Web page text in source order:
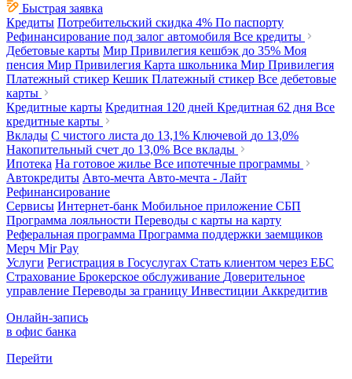
Быстрая заявка
Кредиты Потребительский скидка 4% По паспорту
Рефинансирование под залог автомобиля Все кредиты
Дебетовые карты Мир Привилегия кешбэк до 35% Моя
пенсия Мир Привилегия Карта школьника Мир Привилегия
Платежный стикер Кешик Платежный стикер Все дебетовые
карты
Кредитные карты Кредитная 120 дней Кредитная 62 дня Все
кредитные карты
Вклады С чистого листа до 13,1% Ключевой до 13,0%
Накопительный счет до 13,0% Все вклады
Ипотека На готовое жилье Все ипотечные программы
Автокредиты Авто-мечта Авто-мечта - Лайт
Рефинансирование
Сервисы Интернет-банк Мобильное приложение СБП
Программа лояльности Переводы с карты на карту
Реферальная программа Программа поддержки заемщиков
Мерч Mir Pay
Услуги Регистрация в Госуслугах Стать клиентом через ЕБС
Страхование Брокерское обслуживание Доверительное
управление Переводы за границу Инвестиции Аккредитив
Онлайн-запись
в офис банка
Перейти